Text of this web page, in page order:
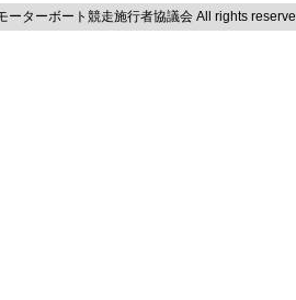
ーターボート競走施行者協議会 All rights